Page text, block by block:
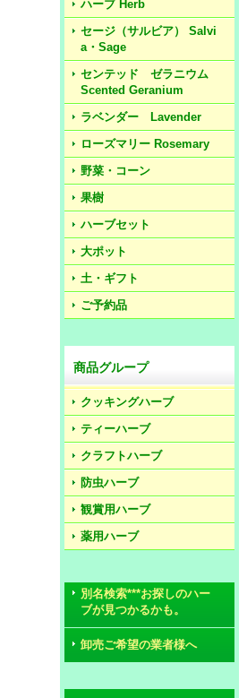
ハーブ Herb
セージ（サルビア） Salvi
a・Sage
センテッド ゼラニウム
Scented Geranium
ラベンダー Lavender
ローズマリー Rosemary
野菜・コーン
果樹
ハーブセット
大ポット
土・ギフト
ご予約品
商品グループ
クッキングハーブ
ティーハーブ
クラフトハーブ
防虫ハーブ
観賞用ハーブ
薬用ハーブ
別名検索***お探しのハー
ブが見つかるかも。
卸売ご希望の業者様へ